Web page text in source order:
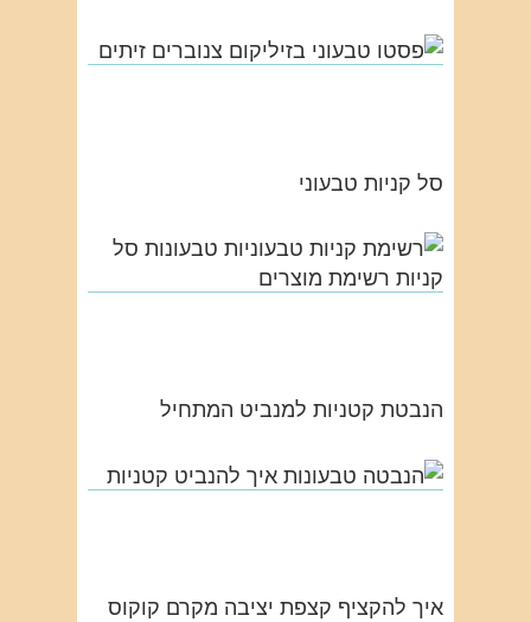
סל קניות טבעוני
הנבטת קטניות למנביט המתחיל
איך להקציף קצפת יציבה מקרם קוקוס